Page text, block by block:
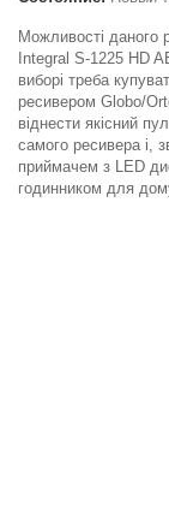
Можливості даного
Integral S-1225 HD
виборі треба
ресивером Globo/
віднести якісний
самого ресивера і,
приймачем з LED
годинником для